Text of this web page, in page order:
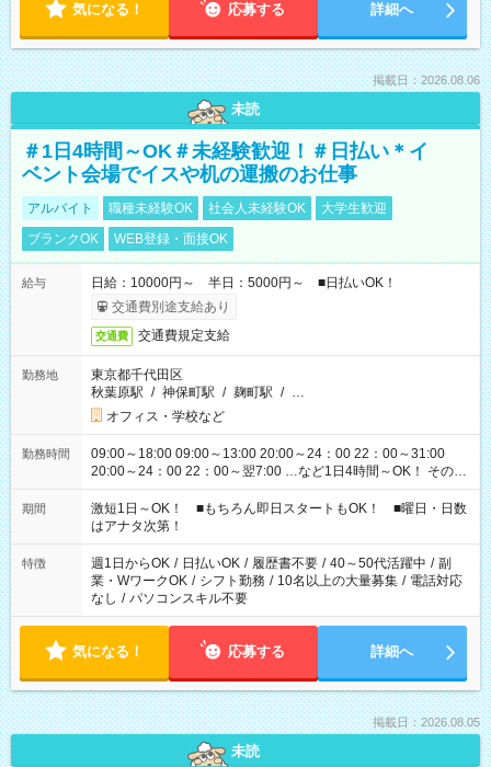
気になる！ 応募する 詳細へ
掲載日：2026.08.06
未読
＃1日4時間～OK＃未経験歓迎！＃日払い＊イ
ベント会場でイスや机の運搬のお仕事
アルバイト 職種未経験OK 社会人未経験OK
大学生歓迎
ブランクOK
WEB登録・面接OK
給与
日給：10000円～ 半日：5000円～ ■日払いOK！
交通費別途支給あり
交通費 交通費規定支給
勤務地
東京都千代田区
秋葉原駅 / 神保町駅 / 麹町駅 / …
オフィス・学校など
勤務時間
09:00～18:00 09:00～13:00 20:00～24：00 22：00～31:00
20:00～24：00 22：00～翌7:00 …など1日4時間～OK！ その他
シフトもございます！ お気軽にご相談ください！
期間
激短1日～OK！ ■もちろん即日スタートもOK！ ■曜日・日数
はアナタ次第！
特徴 週1日からOK / 日払いOK / 履歴書不要 / 40～50代活躍中 / 副
業・WワークOK / シフト勤務 / 10名以上の大量募集 / 電話対応
なし / パソコンスキル不要
気になる！ 応募する 詳細へ
掲載日：2026.08.05
未読